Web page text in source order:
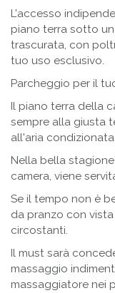
L'accesso
piano terra sotto
trascurata, con
tuo uso esclusivo.
Parcheggio per il
Il piano terra della
sempre alla giusta
all'aria condizionata.
Nella bella
camera, viene
Se il tempo non è
da pranzo con
circostanti.
Il must sarà
massaggio
massaggiatore nei